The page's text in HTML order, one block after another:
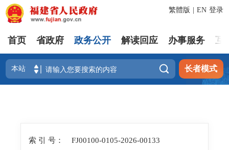
登录
繁體版 EN
首页 省政府 政务公开 解读回应 办事服务 互
 长者模式
索 引 号： FJ00100-0105-2026-00133